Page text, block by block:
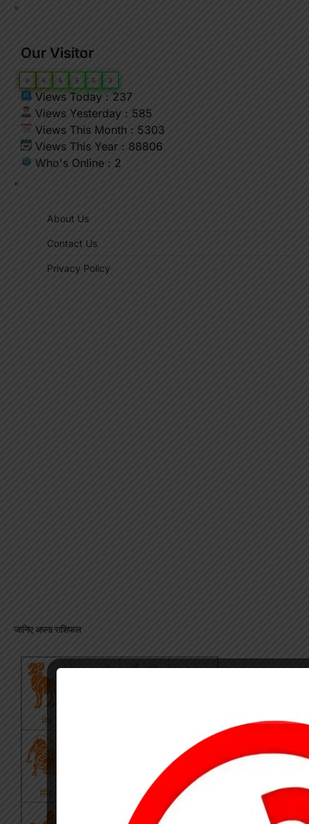
"
Our Visitor
0 6 6 5 5 3
Views Today : 237
Views Yesterday : 585
Views This Month : 5303
Views This Year : 88806
Who's Online : 2
"
About Us
Contact Us
Privacy Policy
जानिए अपना राशिफल